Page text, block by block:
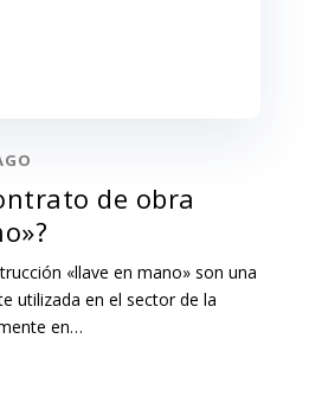
de obra
«llave en mano» son una
utilizada en el sector de la
en…